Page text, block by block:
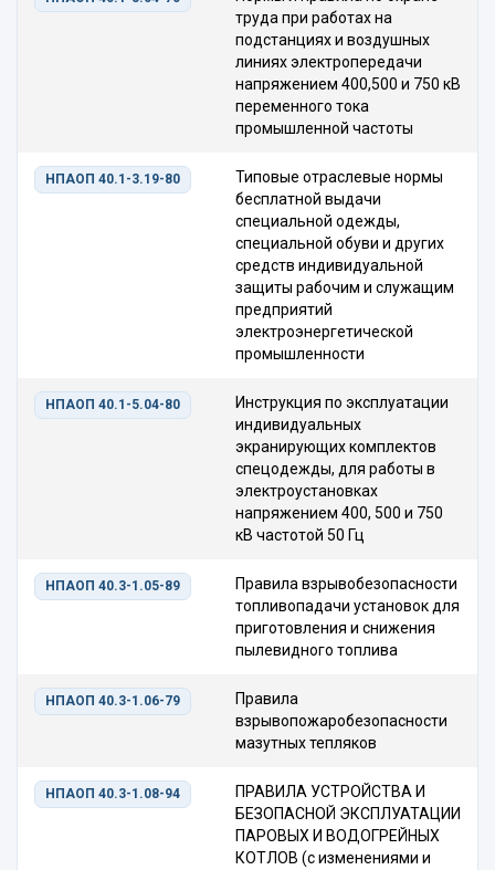
труда при работах на
подстанциях и воздушных
линиях электропередачи
напряжением 400,500 и 750 кВ
переменного тока
промышленной частоты
НПАОП 40.1-3.19-80
Типовые отраслевые нормы
бесплатной выдачи
специальной одежды,
специальной обуви и других
средств индивидуальной
защиты рабочим и служащим
предприятий
электроэнергетической
промышленности
НПАОП 40.1-5.04-80
Инструкция по эксплуатации
индивидуальных
экранирующих комплектов
спецодежды, для работы в
электроустановках
напряжением 400, 500 и 750
кВ частотой 50 Гц
НПАОП 40.3-1.05-89
Правила взрывобезопасности
топливопадачи установок для
приготовления и снижения
пылевидного топлива
НПАОП 40.3-1.06-79
Правила
взрывопожаробезопасности
мазутных тепляков
НПАОП 40.3-1.08-94
ПРАВИЛА УСТРОЙСТВА И
БЕЗОПАСНОЙ ЭКСПЛУАТАЦИИ
ПАРОВЫХ И ВОДОГРЕЙНЫХ
КОТЛОВ (с изменениями и